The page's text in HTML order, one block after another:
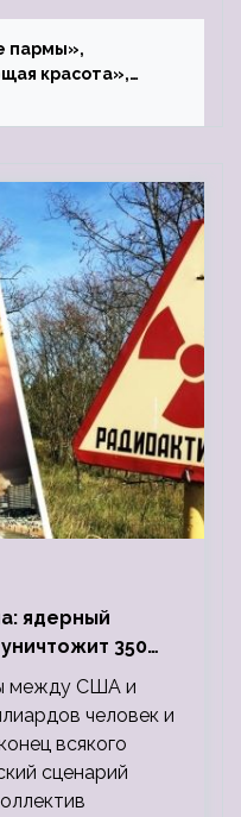
пармы»,
красота»,
ядерный
350
между США и
человек и
всякого
сценарий